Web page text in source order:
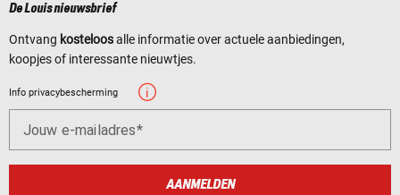
De Louis nieuwsbrief
Ontvang kosteloosalle informatie over actuele aanbiedingen,
koopjes of interessante nieuwtjes.
Info privacybescherming
Jouw e-mailadres
AANMELDEN